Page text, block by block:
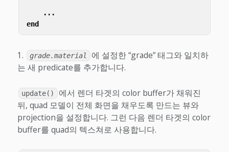
...
end
grade.material
에 설정한 “grade” 태그와 일치하
는 새 predicate를 추가합니다.
update()
에서 렌더 타겟의 color buffer가 채워진
뒤, quad 모델이 전체 화면을 채우도록 만드는 뷰와
projection을 설정합니다. 그런 다음 렌더 타겟의 color
buffer를 quad의 텍스쳐로 사용합니다.